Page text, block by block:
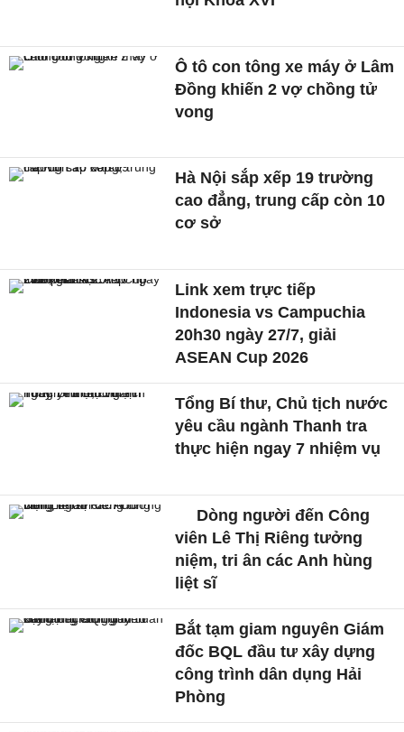
Ô tô con tông xe máy ở Lâm
Đồng khiến 2 vợ chồng tử
vong
Hà Nội sắp xếp 19 trường
cao đẳng, trung cấp còn 10
cơ sở
Link xem trực tiếp
Indonesia vs Campuchia
20h30 ngày 27/7, giải
ASEAN Cup 2026
Tổng Bí thư, Chủ tịch nước
yêu cầu ngành Thanh tra
thực hiện ngay 7 nhiệm vụ
Dòng người đến Công
viên Lê Thị Riêng tưởng
niệm, tri ân các Anh hùng
liệt sĩ
Bắt tạm giam nguyên Giám
đốc BQL đầu tư xây dựng
công trình dân dụng Hải
Phòng